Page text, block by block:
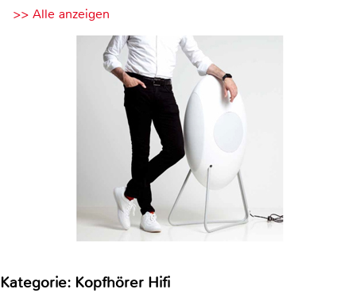
>> Alle anzeigen
Kategorie: Kopfhörer Hifi